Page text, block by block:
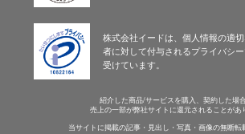
株式会社イードは、個人情報の適
者に対して付与されるプライバシ
受けています。
紹介した商品/サービスを購入、契約した場合
売上の一部が弊社サイトに還元されることがあ
当サイトに掲載の記事・見出し・写真・画像の無断転